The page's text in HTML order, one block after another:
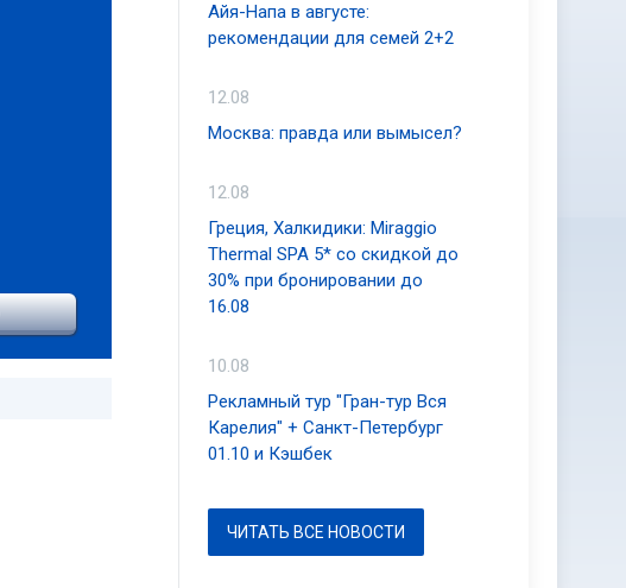
Айя-Напа в августе:
рекомендации для семей 2+2
12.08
Москва: правда или вымысел?
12.08
Греция, Халкидики: Miraggio
Thermal SPA 5* со скидкой до
30% при бронировании до
16.08
10.08
Рекламный тур "Гран-тур Вся
Карелия" + Санкт-Петербург
01.10 и Кэшбек
ЧИТАТЬ ВСЕ НОВОСТИ